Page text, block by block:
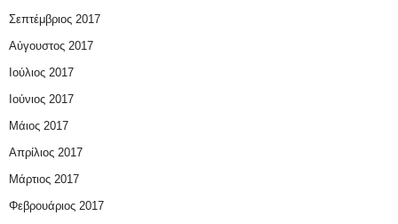
Σεπτέμβριος 2017
Αύγουστος 2017
Ιούλιος 2017
Ιούνιος 2017
Μάιος 2017
Απρίλιος 2017
Μάρτιος 2017
Φεβρουάριος 2017